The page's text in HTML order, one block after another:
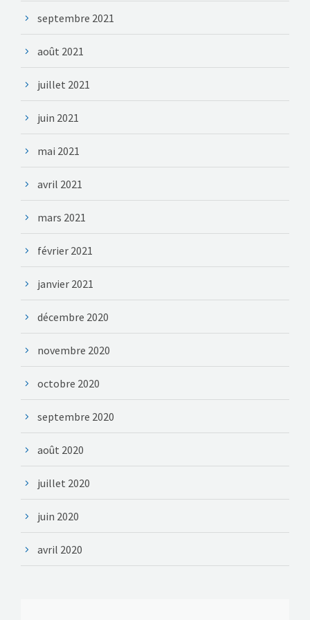
septembre 2021
août 2021
juillet 2021
juin 2021
mai 2021
avril 2021
mars 2021
février 2021
janvier 2021
décembre 2020
novembre 2020
octobre 2020
septembre 2020
août 2020
juillet 2020
juin 2020
avril 2020